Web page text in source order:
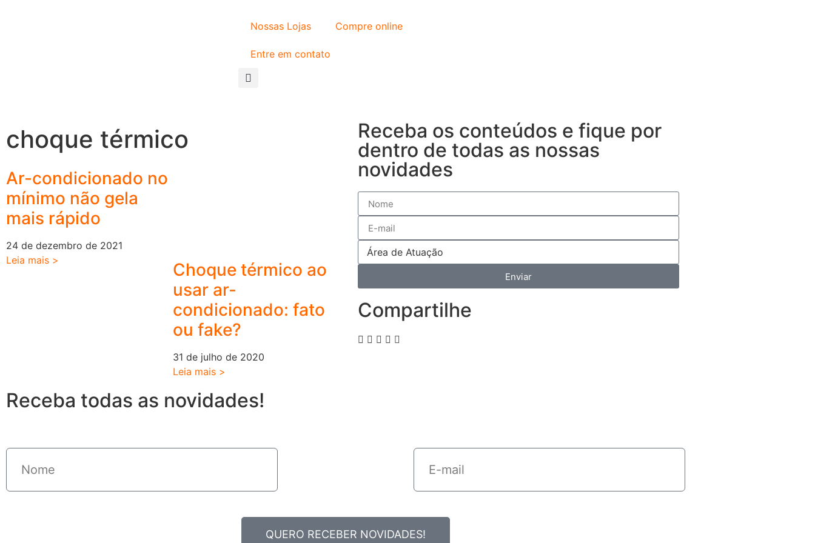
Nossas Lojas Compre online
Entre em contato
choque térmico
Ar-condicionado no
mínimo não gela
mais rápido
24 de dezembro de 2021
Leia mais >
Choque térmico ao
usar ar-
condicionado: fato
ou fake?
31 de julho de 2020
Leia mais >
Receba os conteúdos e fique por
dentro de todas as nossas
novidades
Enviar
Compartilhe
Receba todas as novidades!
QUERO RECEBER NOVIDADES!